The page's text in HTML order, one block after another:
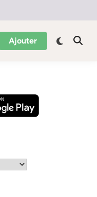
Ajouter